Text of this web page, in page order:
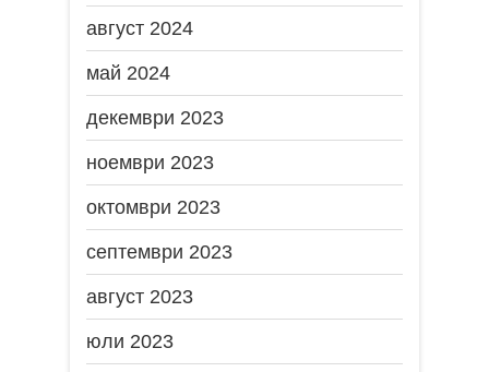
август 2024
май 2024
декември 2023
ноември 2023
октомври 2023
септември 2023
август 2023
юли 2023